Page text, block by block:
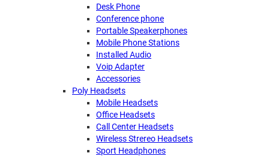
Desk Phone
Conference phone
Portable Speakerphones
Mobile Phone Stations
Installed Audio
Voip Adapter
Accessories
Poly Headsets
Mobile Headsets
Office Headsets
Call Center Headsets
Wireless Strereo Headsets
Sport Headphones